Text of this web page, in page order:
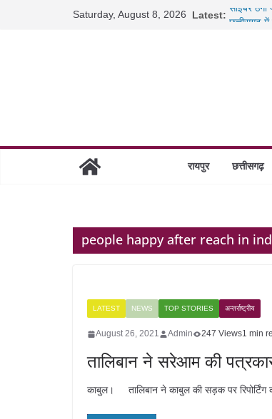
Saturday, August 8, 2026 Latest: साइबर
रायपुर में
छत्तीसगढ़
रायपुर छत्तीसगढ़
people happy after reach in
LATEST NEWS TOP STORIES अन्तर्राष्ट्रीय
August 26, 2021 Admin 247 Views1 min
तालिबान ने सरेआम की
काबुल। तालिबान ने काबुल की सड़क पर रिपोर्टिंग